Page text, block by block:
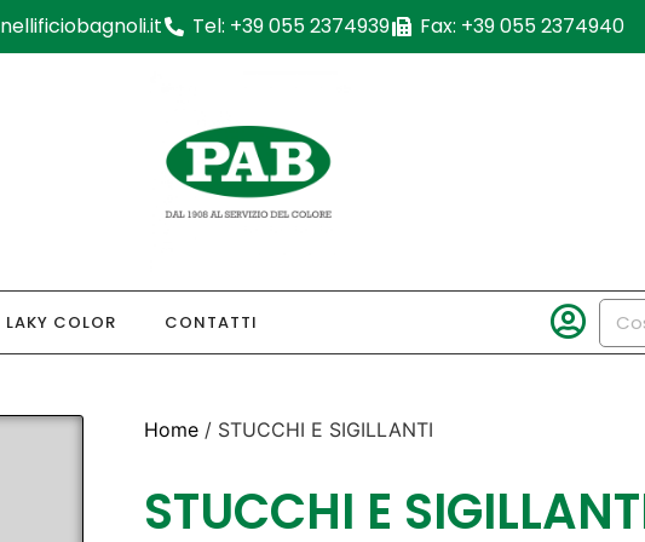
Tel: +39 055 2374939 Fax: +39 055 2374940
LAKY COLOR CONTATTI
Home/ STUCCHI E SIGILLANTI
STUCCHI E